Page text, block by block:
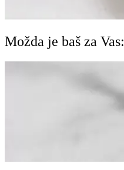
Možda je baš za Vas: